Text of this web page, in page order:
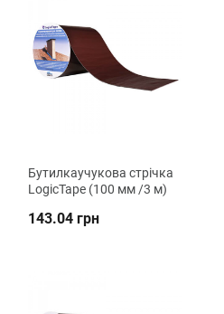
Бутилкаучукова стрічка
LogicTape (100 мм /3 м)
143.04 грн